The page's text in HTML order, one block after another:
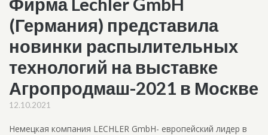
(Германия) представила
новинки распылительных
технологий на выставке
Агропродмаш-2021 в Москве
12.10.2021
Немецкая компания LECHLER GmbH- европейский лидер в